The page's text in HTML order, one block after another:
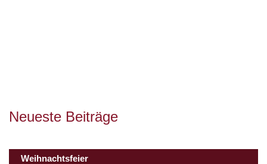
Neueste Beiträge
Weihnachtsfeier